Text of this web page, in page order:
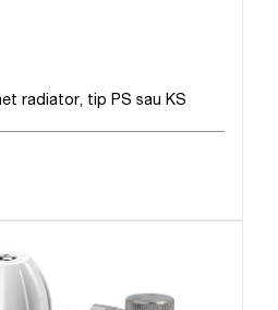
radiator, tip PS sau KS